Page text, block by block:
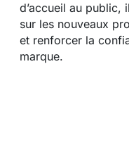
d’accueil au
sur les nouveaux
et renforcer la
marque.